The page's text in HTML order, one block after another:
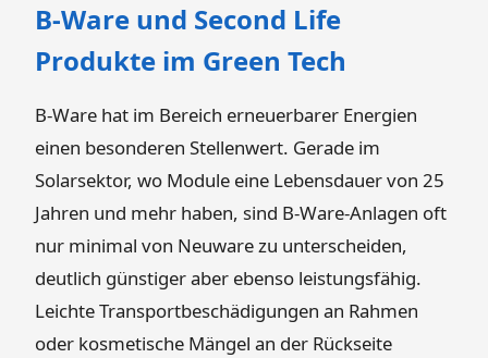
B-Ware und Second Life
Produkte im Green Tech
B-Ware hat im Bereich erneuerbarer Energien
einen besonderen Stellenwert. Gerade im
Solarsektor, wo Module eine Lebensdauer von 25
Jahren und mehr haben, sind B-Ware-Anlagen oft
nur minimal von Neuware zu unterscheiden,
deutlich günstiger aber ebenso leistungsfähig.
Leichte Transportbeschädigungen an Rahmen
oder kosmetische Mängel an der Rückseite